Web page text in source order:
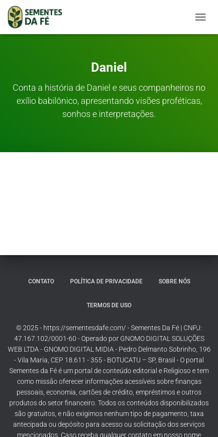
Daniel
Conta a história de Daniel e seus companheiros no
exílio babilônico, apresentando visões proféticas,
sonhos e interpretações.
CONTATO POLÍTICA DE PRIVACIDADE SOBRE NÓS
TERMOS DE USO
© 2025 - https://sementesdafe.com/ - Sementes Da Fé | CNPJ:
47.167.102/0001-60 - Operado por GNOMO DIGITAL SOLUÇÕES
WEB LTDA - GNOMO DIGITAL MIDIA - Pedro Delmanto Sobrinho, 196
- Vila Maria, CEP 18.611 - 355 - BOTUCATU – SP, Brasil - O portal
Sementes da Fé é um portal de conteúdo editorial e Religioso e tem
como missão oferecer informações acessíveis sobre finanças
pessoais, economia, cartões de crédito, empréstimos e outros
produtos do setor financeiro. Todos os conteúdos disponibilizados
são gratuitos, e não exigimos nenhum tipo de pagamento, taxa
antecipada ou depósito para acesso ou solicitação dos serviços
mencionados. Caso receba qualquer contato em nosso nome